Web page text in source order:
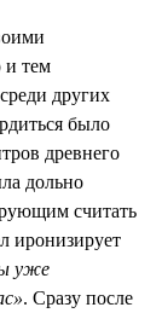
и тем
других
было
древнего
дольно
считать
иронизирует
уже
. Сразу после